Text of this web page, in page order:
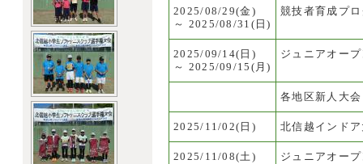
2025/08/29(金)
～ 2025/08/31(日)
競技者育成プ
2025/09/14(日)
～ 2025/09/15(月)
ジュニアオー
各地区新人大会
2025/11/02(日) 北信越インド
2025/11/08(土) ジュニアオー